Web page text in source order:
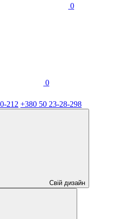
0
0
212 +380 50 23-28-298
Свій дизайн